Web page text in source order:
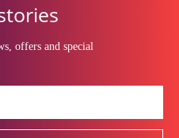
offers and special